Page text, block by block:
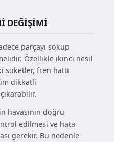
DEĞIŞIMI
parçayı söküp
Özellikle ikinci nesil
soketler, fren hattı
dikkatli
havasının doğru
edilmesi ve hata
gerekir. Bu nedenle